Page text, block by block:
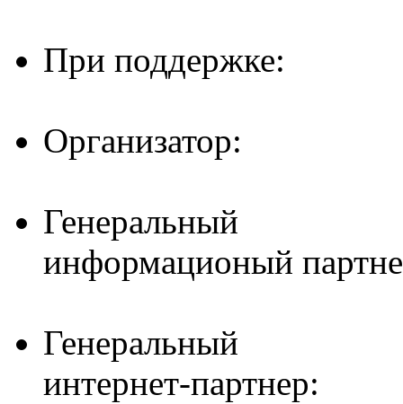
При поддержке:
Организатор:
Генеральный
информационый
Генеральный
интернет-партнер: